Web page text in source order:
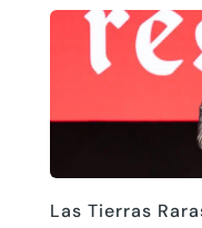
Las Tierras